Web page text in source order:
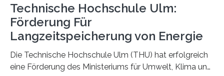
Technische Hochschule Ulm:
Förderung Für
Langzeitspeicherung von Energie
Die Technische Hochschule Ulm (THU) hat erfolgreich
eine Förderung des Ministeriums für Umwelt, Klima und